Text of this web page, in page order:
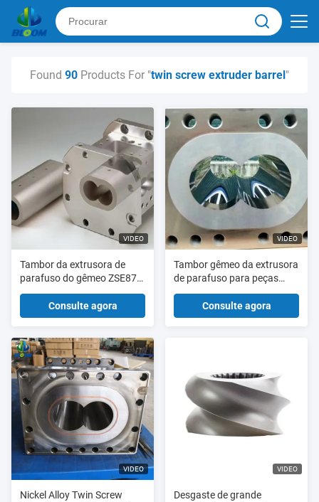
Found 90 Products For "twin screw extruder barrel"
VIDEO
Tambor da extrusora de
parafuso do gêmeo ZSE87
do material bimetálico
ANCA do poder WR14
Consulte agora
VIDEO
Tambor gêmeo da extrusora
de parafuso para peças
sobresselentes da
maquinaria da extrusora do
alimento
Consulte agora
VIDEO
Nickel Alloy Twin Screw
VIDEO
Desgaste de grande